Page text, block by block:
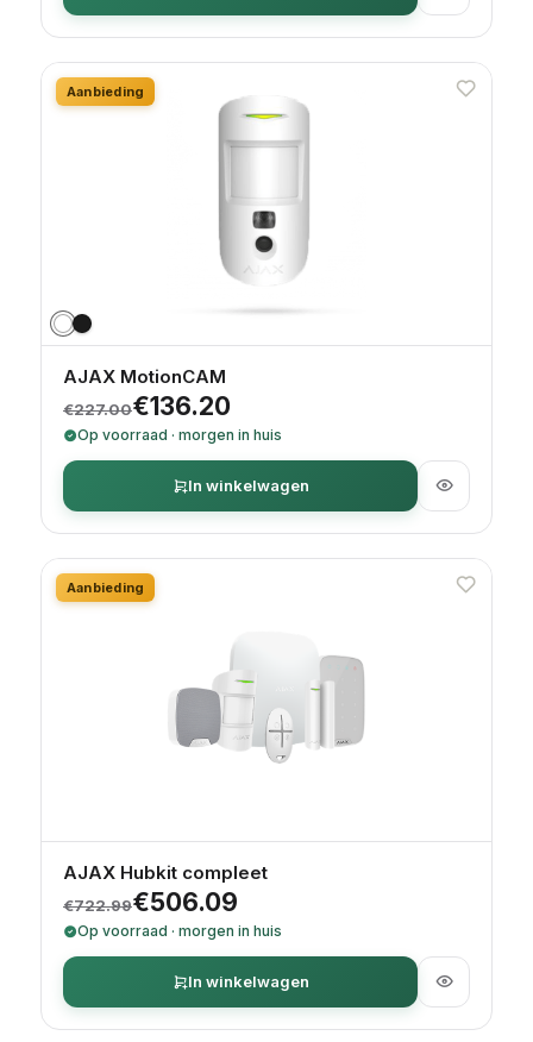
Aanbieding
AJAX MotionCAM
€227.00
Oorspronkelijke prijs was: €227.00.
€136.20
Huidige prijs is: €136.20.
Op voorraad · morgen in huis
In winkelwagen
Aanbieding
AJAX Hubkit compleet
€722.99
Oorspronkelijke prijs was: €722.99.
€506.09
Huidige prijs is: €506.09.
Op voorraad · morgen in huis
In winkelwagen